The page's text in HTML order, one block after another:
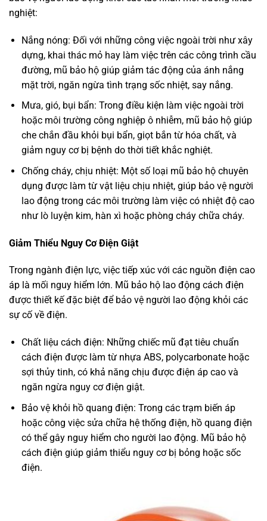
nghiệt:
Nắng nóng: Đối với những công việc ngoài trời như xây
dựng, khai thác mỏ hay làm việc trên các công trình cầu
đường, mũ bảo hộ giúp giảm tác động của ánh nắng
mặt trời, ngăn ngừa tình trạng sốc nhiệt, say nắng.
Mưa, gió, bụi bẩn: Trong điều kiện làm việc ngoài trời
hoặc môi trường công nghiệp ô nhiễm, mũ bảo hộ giúp
che chắn đầu khỏi bụi bẩn, giọt bắn từ hóa chất, và
giảm nguy cơ bị bệnh do thời tiết khắc nghiệt.
Chống cháy, chịu nhiệt: Một số loại mũ bảo hộ chuyên
dụng được làm từ vật liệu chịu nhiệt, giúp bảo vệ người
lao động trong các môi trường làm việc có nhiệt độ cao
như lò luyện kim, hàn xì hoặc phòng cháy chữa cháy.
Giảm Thiểu Nguy Cơ Điện Giật
Trong ngành điện lực, việc tiếp xúc với các nguồn điện cao
áp là mối nguy hiểm lớn. Mũ bảo hộ lao động cách điện
được thiết kế đặc biệt để bảo vệ người lao động khỏi các
sự cố về điện.
Chất liệu cách điện: Những chiếc mũ đạt tiêu chuẩn
cách điện được làm từ nhựa ABS, polycarbonate hoặc
sợi thủy tinh, có khả năng chịu được điện áp cao và
ngăn ngừa nguy cơ điện giật.
Bảo vệ khỏi hồ quang điện: Trong các trạm biến áp
hoặc công việc sửa chữa hệ thống điện, hồ quang điện
có thể gây nguy hiểm cho người lao động. Mũ bảo hộ
cách điện giúp giảm thiểu nguy cơ bị bỏng hoặc sốc
điện.